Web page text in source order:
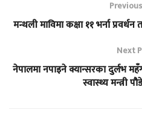
मन्थली माविमा कक्षा ११ भर्ना
Next
नेपालमा नपाइने क्यान्सरका दुर्लभ
स्वास्थ्य मन्त्री